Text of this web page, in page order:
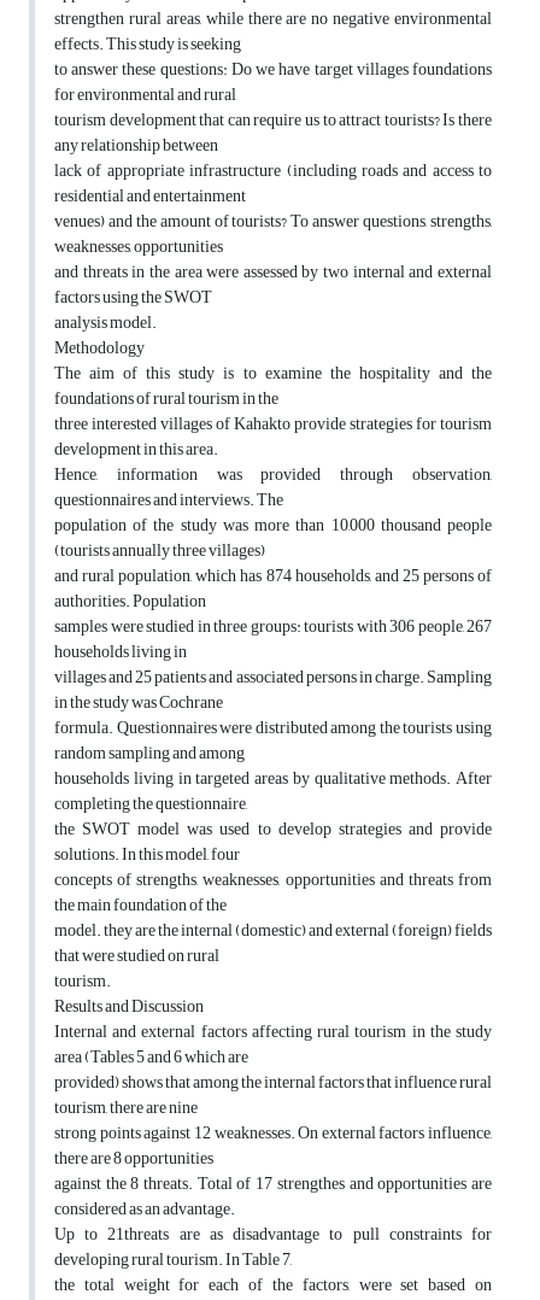
strengthen rural areas, while there are no negative environmental
effects. This study is seeking
to answer these questions: Do we have target villages foundations
for environmental and rural
tourism development that can require us to attract tourists? Is there
any relationship between
lack of appropriate infrastructure (including roads and access to
residential and entertainment
venues) and the amount of tourists? To answer questions, strengths,
weaknesses, opportunities
and threats in the area were assessed by two internal and external
factors using the SWOT
analysis model.
Methodology
The aim of this study is to examine the hospitality and the
foundations of rural tourism in the
three interested villages of Kahakto provide strategies for tourism
development in this area.
Hence, information was provided through observation,
questionnaires and interviews. The
population of the study was more than 10,000 thousand people
(tourists annually three villages)
and rural population, which has 874 households, and 25 persons of
authorities. Population
samples were studied in three groups: tourists with 306 people, 267
households living in
villages and 25 patients and associated persons in charge. Sampling
in the study was Cochrane
formula. Questionnaires were distributed among the tourists using
random sampling and among
households living in targeted areas by qualitative methods. After
completing the questionnaire,
the SWOT model was used to develop strategies and provide
solutions. In this model, four
concepts of strengths, weaknesses, opportunities and threats from
the main foundation of the
model. they are the internal (domestic) and external (foreign) fields
that were studied on rural
tourism.
Results and Discussion
Internal and external factors affecting rural tourism in the study
area (Tables 5 and 6 which are
provided) shows that among the internal factors that influence rural
tourism, there are nine
strong points against 12 weaknesses. On external factors influence,
there are 8 opportunities
against the 8 threats. Total of 17 strengthes and opportunities are
considered as an advantage.
Up to 21threats are as disadvantage to pull constraints for
developing rural tourism. In Table 7,
the total weight for each of the factors, were set based on